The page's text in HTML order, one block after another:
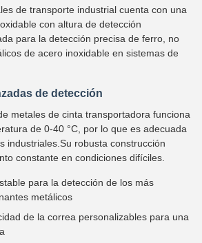
de transporte industrial cuenta con una
con altura de detección
para la detección precisa de ferro, no
de acero inoxidable en sistemas de
de detección
metales de cinta transportadora funciona
de 0-40 °C, por lo que es adecuada
industriales.Su robusta construcción
constante en condiciones difíciles.
para la detección de los más
metálicos
de la correa personalizables para una